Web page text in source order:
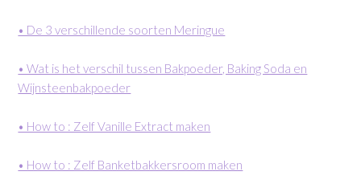
• De 3 verschillende soorten Meringue
• Wat is het verschil tussen Bakpoeder, Baking Soda en
Wijnsteenbakpoeder
• How to : Zelf Vanille Extract maken
• How to : Zelf Banketbakkersroom maken